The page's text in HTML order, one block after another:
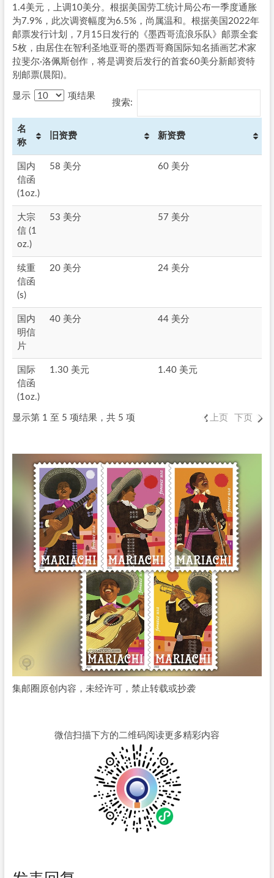
1.4美元，上调10美分。根据美国劳工统计局公布一季度通胀
为7.9%，此次调资幅度为6.5%，尚属温和。根据美国2022年
邮票发行计划，7月15日发行的《墨西哥流浪乐队》邮票全套
5枚，由居住在智利圣地亚哥的墨西哥裔国际知名插画艺术家
拉斐尔·洛佩斯创作，将是调资后发行的首套60美分新邮资特
别邮票(晨阳)。
显示 项结果
搜索:
名
称
旧资费 新资费
国内
信函
(1oz.)
58 美分 60 美分
大宗
信 (1
oz.)
53 美分 57 美分
续重
信函
(s)
20 美分 24 美分
国内
明信
片
40 美分 44 美分
国际
信函
(1oz.)
1.30 美元 1.40 美元
显示第 1 至 5 项结果，共 5 项 上页 下页
集邮圈原创内容，未经许可，禁止转载或抄袭
微信扫描下方的二维码阅读更多精彩内容